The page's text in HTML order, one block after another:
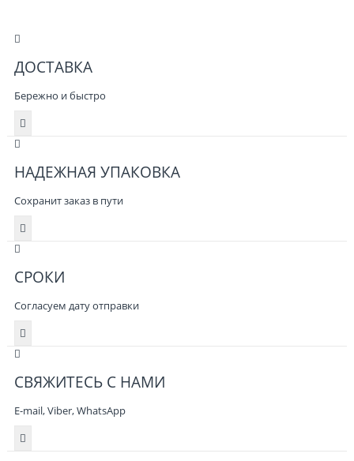
ДОСТАВКА
Бережно и быстро
НАДЕЖНАЯ УПАКОВКА
Сохранит заказ в пути
СРОКИ
Согласуем дату отправки
СВЯЖИТЕСЬ С НАМИ
E-mail, Viber,WhatsApp